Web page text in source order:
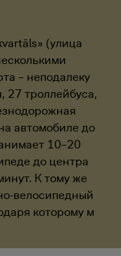
(улица
– неподалеку
27 троллейбуса,
автомобиле до
10–20
до центра
К тому же
велосипедный
которому м